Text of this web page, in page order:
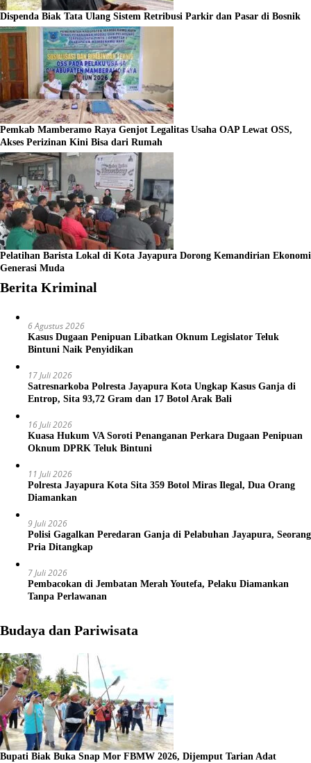
Dispenda Biak Tata Ulang Sistem Retribusi Parkir dan Pasar di Bosnik
Pemkab Mamberamo Raya Genjot Legalitas Usaha OAP Lewat OSS,
Akses Perizinan Kini Bisa dari Rumah
Pelatihan Barista Lokal di Kota Jayapura Dorong Kemandirian Ekonomi
Generasi Muda
Berita Kriminal
6 Agustus 2026
Kasus Dugaan Penipuan Libatkan Oknum Legislator Teluk
Bintuni Naik Penyidikan
17 Juli 2026
Satresnarkoba Polresta Jayapura Kota Ungkap Kasus Ganja di
Entrop, Sita 93,72 Gram dan 17 Botol Arak Bali
16 Juli 2026
Kuasa Hukum VA Soroti Penanganan Perkara Dugaan Penipuan
Oknum DPRK Teluk Bintuni
11 Juli 2026
Polresta Jayapura Kota Sita 359 Botol Miras Ilegal, Dua Orang
Diamankan
9 Juli 2026
Polisi Gagalkan Peredaran Ganja di Pelabuhan Jayapura, Seorang
Pria Ditangkap
7 Juli 2026
Pembacokan di Jembatan Merah Youtefa, Pelaku Diamankan
Tanpa Perlawanan
Budaya dan Pariwisata
Bupati Biak Buka Snap Mor FBMW 2026, Dijemput Tarian Adat